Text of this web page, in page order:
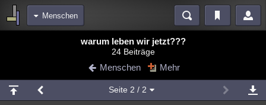
Menschen
Blogs
Chat Wiki Neuigkeiten
meine Rubriken
warum leben wir jetzt???
24 Beiträge
Menschen Mehr
Seite 2 / 2